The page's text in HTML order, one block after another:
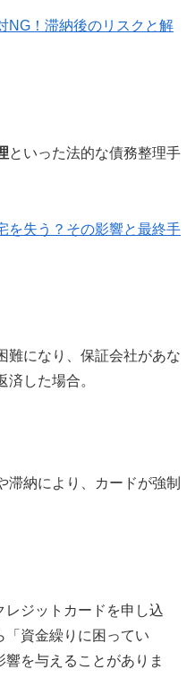
NG！滞納後のリスクと解
といった法的な債務整理手
を失う？その影響と最終手
難になり、保証会社があな
した場合。
滞納により、カードが強制
ジットカードを申し込
「資金繰りに困ってい
を与えることがありま